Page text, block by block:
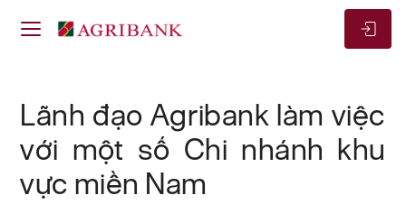
Lãnh đạo Agribank làm việc
với một số Chi nhánh khu
vực miền Nam